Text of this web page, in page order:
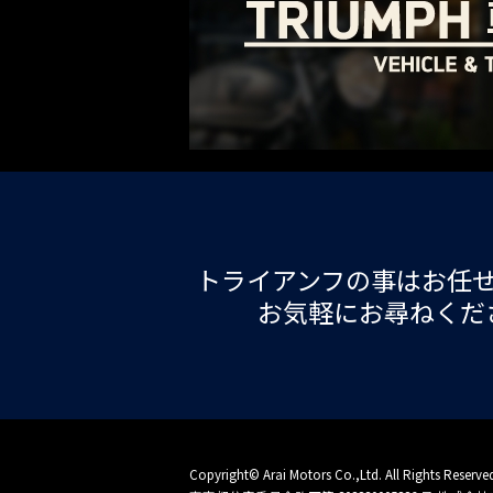
トライアンフの事はお任
お気軽にお尋ねく
Copyright© Arai Motors Co.,Ltd. All Rights